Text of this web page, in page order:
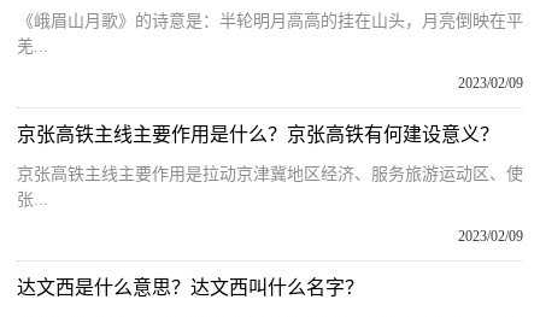
《峨眉山月歌》的诗意是：半轮明月高高的挂在山头，月亮倒映在平
羌...
2023/02/09
京张高铁主线主要作用是什么？京张高铁有何建设意义？
京张高铁主线主要作用是拉动京津冀地区经济、服务旅游运动区、使
张...
2023/02/09
达文西是什么意思？达文西叫什么名字？